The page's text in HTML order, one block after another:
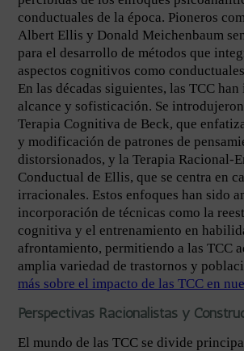
conductuales de la época. Pioneros
Albert Ellis y Donald Meichenbaum
para el desarrollo de métodos que
aspectos cognitivos como
En las décadas siguientes, las TCC
alcance y sofisticación. Se
Terapia Cognitiva de Beck, que
y modificación de patrones de
distorsionados, y la Terapia Racional-
Conductual de Ellis, que se centra en
irracionales. Estos enfoques han sido
incorporación de técnicas como la
cognitiva y el entrenamiento en
afrontamiento, permitiendo a las TCC
amplia variedad de trastornos y
más sobre el impacto de las TCC en
Perspectivas Racionalistas y
El mundo de las TCC se divide